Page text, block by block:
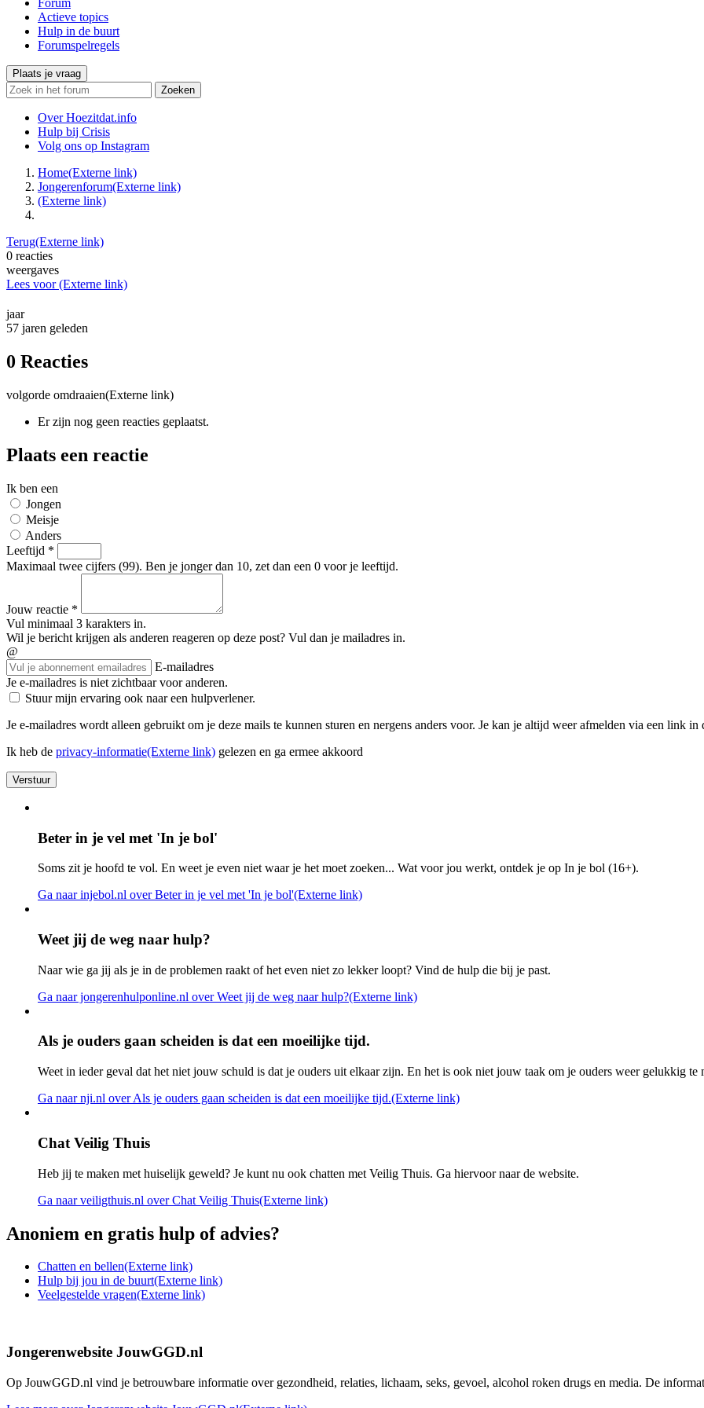
Forum
Actieve topics
Hulp in de buurt
Forumspelregels
Plaats je vraag
Zoeken
Over Hoezitdat.info
Hulp bij Crisis
Volg ons op Instagram
Home(Externe link)
Jongerenforum(Externe link)
(Externe link)
Terug(Externe link)
0 reacties
weergaves
Lees voor (Externe link)
jaar
57 jaren geleden
0 Reacties
volgorde omdraaien(Externe link)
Er zijn nog geen reacties geplaatst.
Plaats een reactie
Ik ben een
Jongen
Meisje
Anders
Leeftijd *
Maximaal twee cijfers (99). Ben je jonger dan 10, zet dan een 0 voor je leeftijd.
Jouw reactie *
Vul minimaal 3 karakters in.
Wil je bericht krijgen als anderen reageren op deze post? Vul dan je mailadres in.
@
E-mailadres
Je e-mailadres is niet zichtbaar voor anderen.
Stuur mijn ervaring ook naar een hulpverlener.
Je e-mailadres wordt alleen gebruikt om je deze mails te kunnen sturen en nergens anders voor. Je kan je altijd weer afmelden via een link in
Ik heb de privacy-informatie(Externe link) gelezen en ga ermee akkoord
Verstuur
Beter in je vel met 'In je bol'
Soms zit je hoofd te vol. En weet je even niet waar je het moet zoeken... Wat voor jou werkt, ontdek je op In je bol (16+).
Ga naar injebol.nl over Beter in je vel met 'In je bol'(Externe link)
Weet jij de weg naar hulp?
Naar wie ga jij als je in de problemen raakt of het even niet zo lekker loopt? Vind de hulp die bij je past.
Ga naar jongerenhulponline.nl over Weet jij de weg naar hulp?(Externe link)
Als je ouders gaan scheiden is dat een moeilijke tijd.
Weet in ieder geval dat het niet jouw schuld is dat je ouders uit elkaar zijn. En het is ook niet jouw taak om je ouders weer gelukkig
Ga naar nji.nl over Als je ouders gaan scheiden is dat een moeilijke tijd.(Externe link)
Chat Veilig Thuis
Heb jij te maken met huiselijk geweld? Je kunt nu ook chatten met Veilig Thuis. Ga hiervoor naar de website.
Ga naar veiligthuis.nl over Chat Veilig Thuis(Externe link)
Anoniem en gratis hulp of advies?
Chatten en bellen(Externe link)
Hulp bij jou in de buurt(Externe link)
Veelgestelde vragen(Externe link)
Jongerenwebsite JouwGGD.nl
Op JouwGGD.nl vind je betrouwbare informatie over gezondheid, relaties, lichaam, seks, gevoel, alcohol roken drugs en media. De